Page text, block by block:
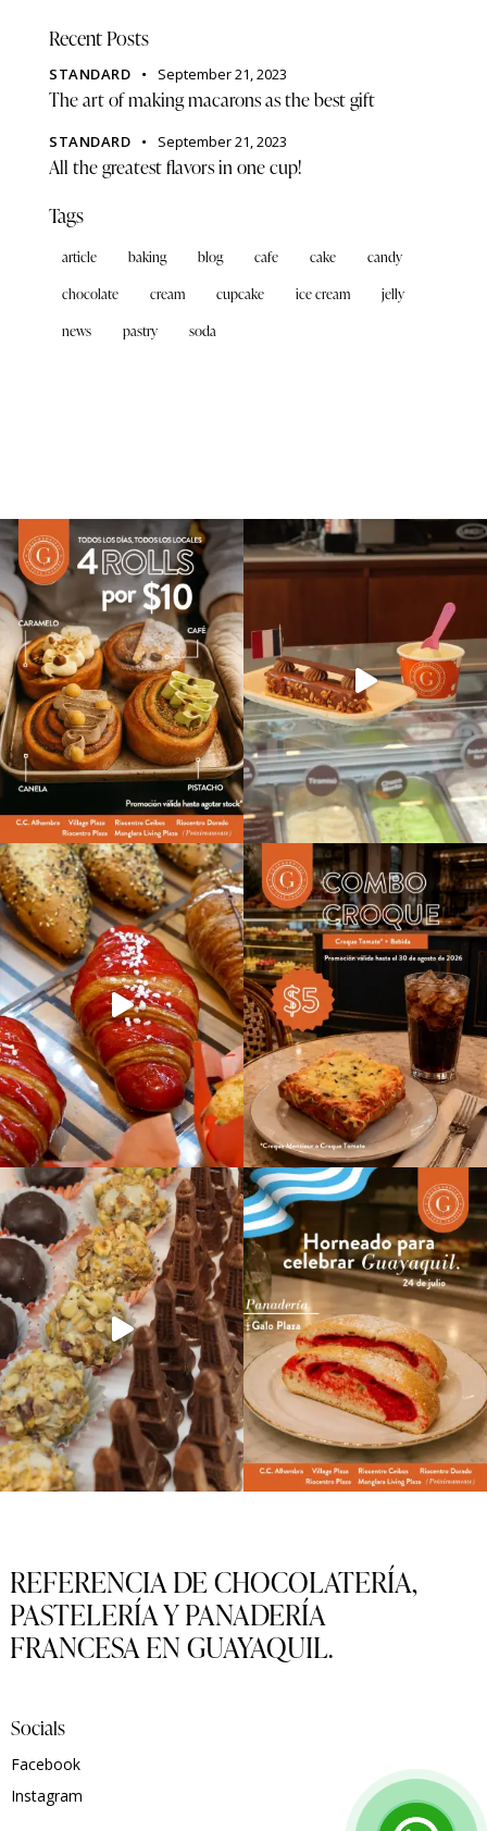
Recent Posts
STANDARD September 21, 2023
The art of making macarons as the best gift
STANDARD September 21, 2023
All the greatest flavors in one cup!
Tags
article baking blog cafe cake
candy
chocolate
cream cupcake ice cream
jelly
news
pastry soda
REFERENCIA DE CHOCOLATERÍA,
PASTELERÍA Y PANADERÍA
FRANCESA EN GUAYAQUIL.
Socials
Facebook
Instagram